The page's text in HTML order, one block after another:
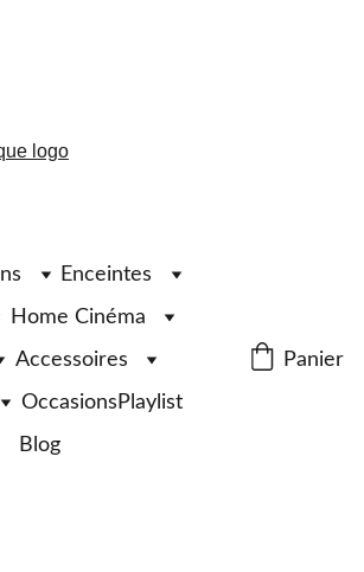
Enceintes
Home Cinéma
Accessoires
Occasions Playlist
Blog
Panier